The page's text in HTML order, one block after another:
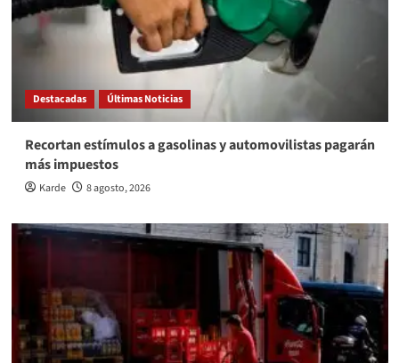
Destacadas Últimas Noticias
Recortan estímulos a gasolinas y automovilistas pagarán
más impuestos
Karde 8 agosto, 2026